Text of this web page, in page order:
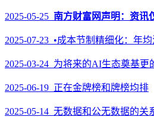
2025-05-25 南方财富网声明：资讯
2025-07-23 •成本节制精细化：年
2025-03-24 为将来的AI生态奠基更
2025-06-19 正在金牌榜和牌榜均排
2025-05-14 无数据和公无数据的关